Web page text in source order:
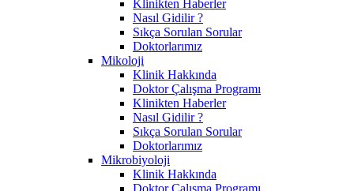
Klinikten Haberler
Nasıl Gidilir ?
Sıkça Sorulan Sorular
Doktorlarımız
Mikoloji
Klinik Hakkında
Doktor Çalışma Programı
Klinikten Haberler
Nasıl Gidilir ?
Sıkça Sorulan Sorular
Doktorlarımız
Mikrobiyoloji
Klinik Hakkında
Doktor Çalışma Programı